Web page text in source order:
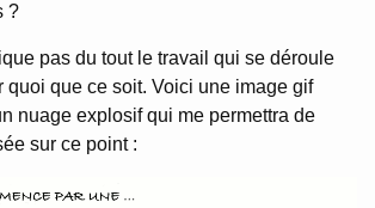
?
pas du tout le travail qui se déroule
quoi que ce soit. Voici une image gif
nuage explosif qui me permettra de
sur ce point :